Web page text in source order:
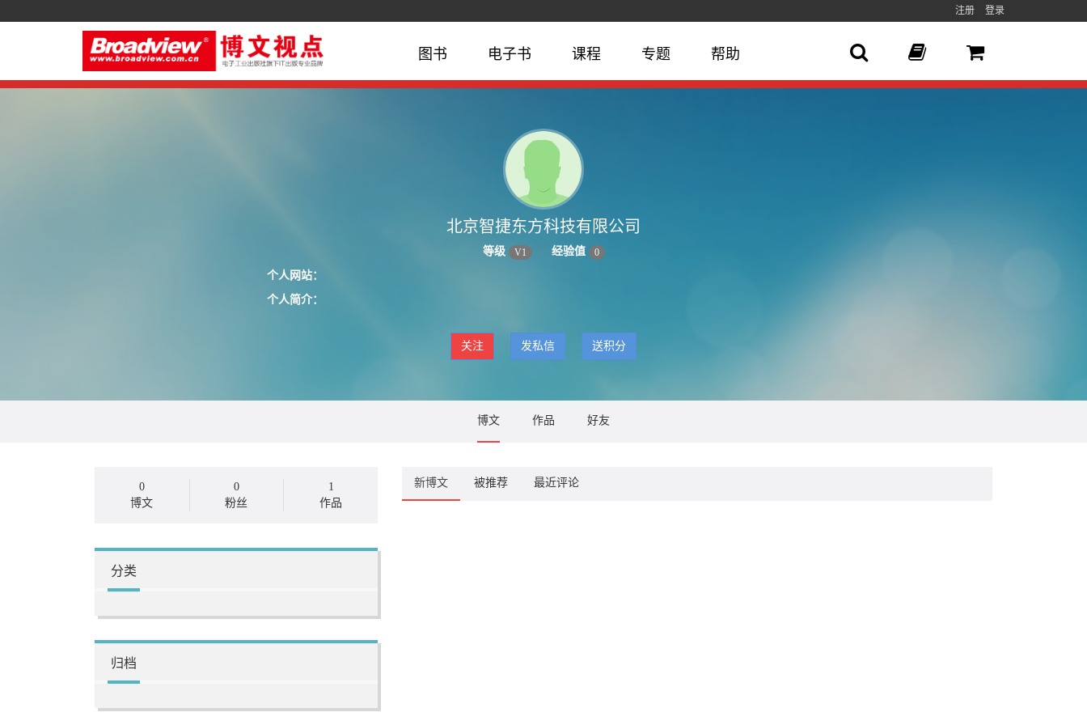
注册 登录
图书 电子书 课程 专题 帮助
北京智捷东方科技有限公司
等级 V1 经验值 0
个人网站：
个人简介：
关注 发私信 送积分
博文 作品 好友
0
博文
0
粉丝
1
作品
分类
归档
新博文 被推荐 最近评论